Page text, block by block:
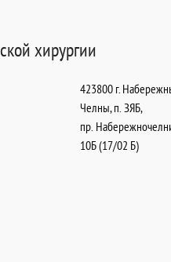
хирургии
423800 г.
Челны,п. ЗЯБ,
пр.
10Б (17/02 Б)